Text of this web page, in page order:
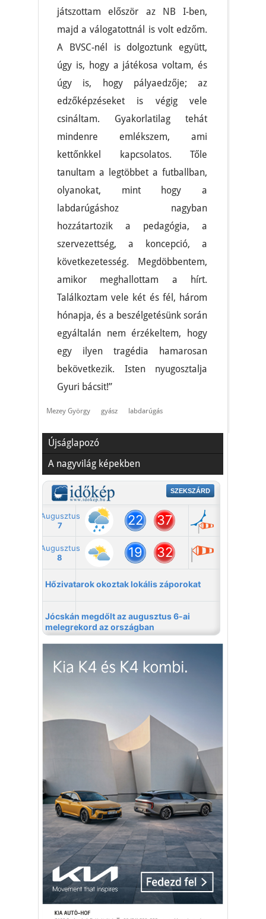
játszottam először az NB I-ben,
majd a válogatottnál is volt edzőm.
A BVSC-nél is dolgoztunk együtt,
úgy is, hogy a játékosa voltam, és
úgy is, hogy pályaedzője; az
edzőképzéseket is végig vele
csináltam. Gyakorlatilag tehát
mindenre emlékszem, ami
kettőnkkel kapcsolatos. Tőle
tanultam a legtöbbet a futballban,
olyanokat, mint hogy a
labdarúgáshoz nagyban
hozzátartozik a pedagógia, a
szervezettség, a koncepció, a
következetesség. Megdöbbentem,
amikor meghallottam a hírt.
Találkoztam vele két és fél, három
hónapja, és a beszélgetésünk során
egyáltalán nem érzékeltem, hogy
egy ilyen tragédia hamarosan
bekövetkezik. Isten nyugosztalja
Gyuri bácsit!”
Mezey György gyász labdarúgás
Újságlapozó
A nagyvilág képekben